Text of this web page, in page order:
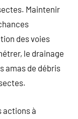
Maintenir
des voies
le drainage
amas de débris
actions à